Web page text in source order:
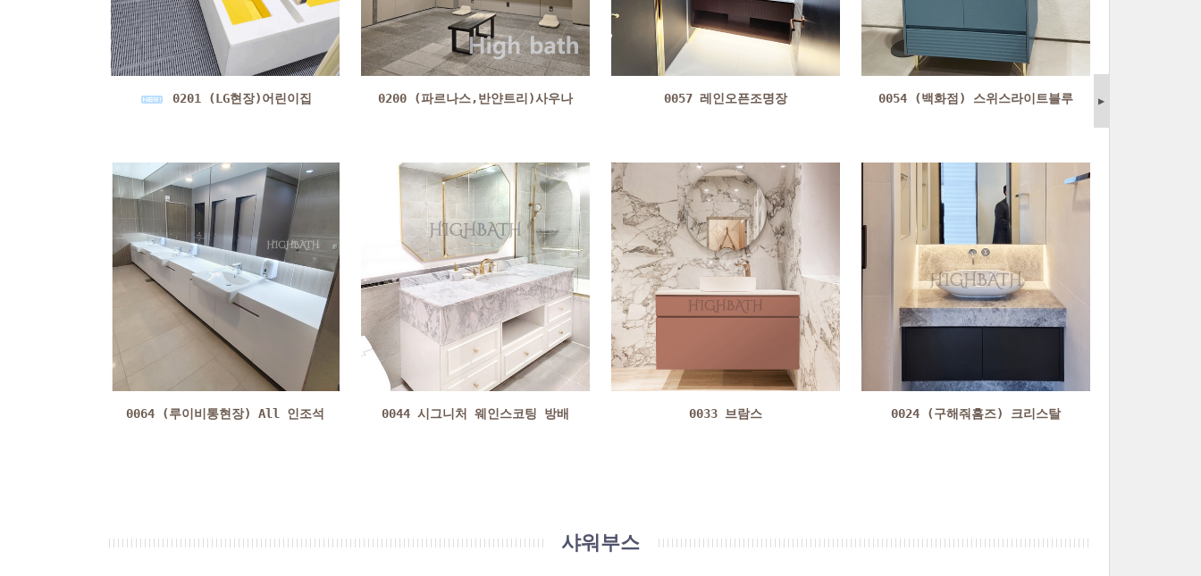
▶
0201 (LG현장)어린이집 0200 (파르나스,반얀트리)사우나 0057 레인오픈조명장 0054 (백화점) 스위스라이트블루
0064 (루이비통현장) All 인조석 0044 시그니처 웨인스코팅 방배 0033 브람스 0024 (구해줘홈즈) 크리스탈
샤워부스